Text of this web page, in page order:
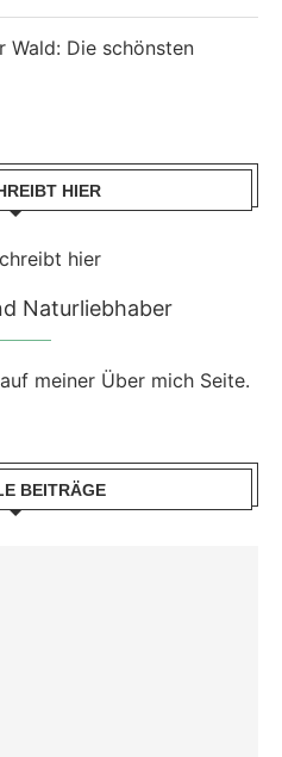
Wald: Die schönsten
HIER
Naturliebhaber
meiner Über mich Seite.
BEITRÄGE